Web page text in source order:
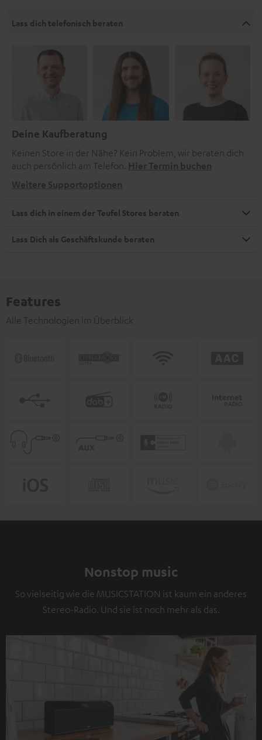
Lass dich telefonisch beraten
Deine Kaufberatung
Keinen Store in der Nähe? Kein Problem, wir beraten dich
auch persönlich am Telefon. Hier Termin buchen
Weitere Supportoptionen
Lass dich in einem der Teufel Stores beraten
Lass Dich als Geschäftskunde beraten
Features
Alle Technologien im Überblick
Nonstop music
So vielseitig wie die MUSICSTATION ist kaum ein anderes
Stereo-Radio. Und sie ist noch mehr als das.